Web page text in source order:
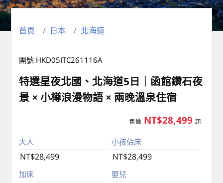
首頁 日本 北海道
團號 HKD05ITC261116A
特選星夜北國、北海道5日｜函館鑽石夜
景 × 小樽浪漫物語 × 兩晚溫泉住宿
售價 NT$28,499 起
大人
NT$28,499
小孩佔床
NT$28,499
加床 嬰兒